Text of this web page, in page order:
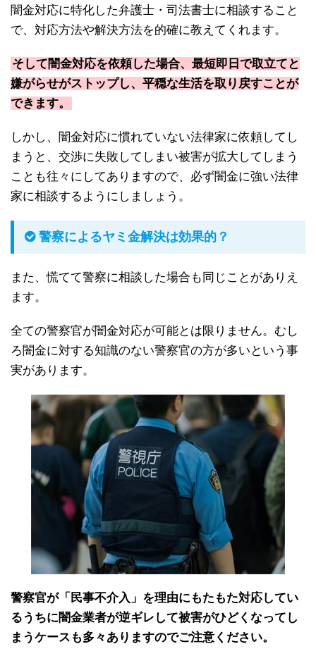
闇金対応に特化した弁護士・司法書士に相談すること
で、対応方法や解決方法を的確に教えてくれます。
そして闇金対応を依頼した場合、最短即日で取立てと
嫌がらせがストップし、平穏な生活を取り戻すことが
できます。
しかし、闇金対応に慣れていない法律家に依頼してし
まうと、交渉に失敗してしまい被害が拡大してしまう
ことも往々にしてありますので、必ず闇金に強い法律
家に相談するようにしましょう。
警察によるヤミ金解決は効果的？
また、慌てて警察に相談した場合も同じことがありえ
ます。
全ての警察官が闇金対応が可能とは限りません。むし
ろ闇金に対する知識のない警察官の方が多いという事
実があります。
警察官が「民事不介入」を理由にもたもた対応してい
るうちに闇金業者が逆ギレして被害がひどくなってし
まうケースも多々ありますのでご注意ください。